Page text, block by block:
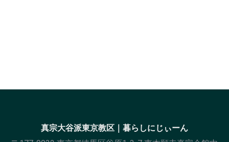
真宗大谷派東京教区｜暮らしにじぃーん